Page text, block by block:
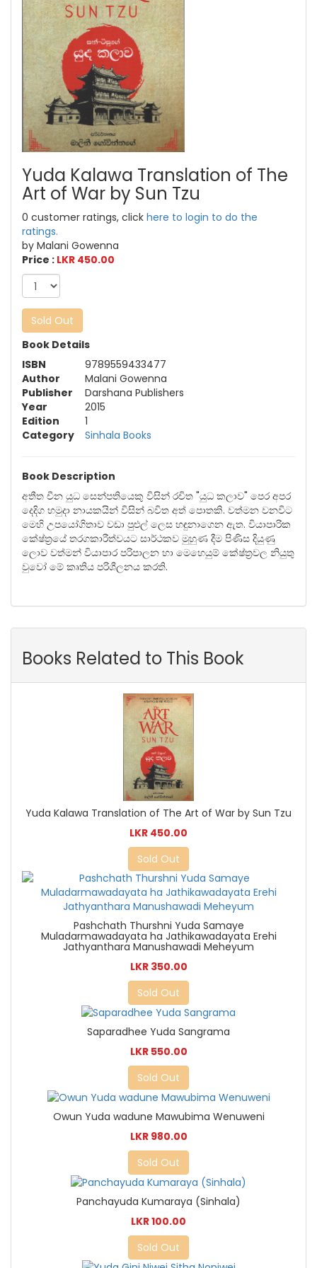
Yuda Kalawa Translation of The
Art of War by Sun Tzu
0 customer ratings, click here to login to do the
ratings.
by Malani Gowenna
Price : LKR 450.00
Sold Out
Book Details
ISBN
9789559433477
Author
Malani Gowenna
Publisher
Darshana Publishers
Year
2015
Edition
1
Category
Sinhala Books
Book Description
අතීත චීන යුධ සෙන්පතියෙකු විසින් රචිත "යුධ කලාව" පෙර අපර
දෙදිග හමුදා නායකයින් විසින් බවිත අත් පොතකි. වත්මන වනවිට
මෙහි උපයෝගිතාව වඩා පුළුල් ලෙස හඳුනාගෙන ඇත. වියාපාරික
කේෂ්ත්‍රයේ තරගකාරීත්වයට සාර්ථකව මුහුණ දීම පිණිස දියුණු
ලොව වත්මන් වියාපාර පරිපාලන හා මෙහෙයුම් කේෂ්ත්‍රවල නියුතු
වුවෝ මේ කෘතිය පරිශීලනය කරති.
Books Related to This Book
Yuda Kalawa Translation of The Art of War by Sun Tzu
LKR 450.00
Sold Out
Pashchath Thurshni Yuda Samaye
Muladarmawadayata ha Jathikawadayata Erehi
Jathyanthara Manushawadi Meheyum
LKR 350.00
Sold Out
Saparadhee Yuda Sangrama
LKR 550.00
Sold Out
Owun Yuda wadune Mawubima Wenuweni
LKR 980.00
Sold Out
Panchayuda Kumaraya (Sinhala)
LKR 100.00
Sold Out